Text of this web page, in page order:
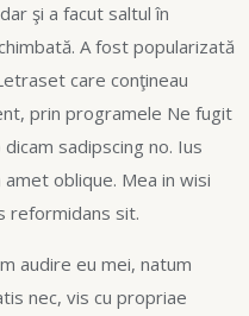
şi a facut saltul în
A fost popularizată
care conţineau
prin programele Ne fugit
sadipscing no. Ius
oblique. Mea in wisi
reformidans sit.
audire eu mei, natum
nec, vis cu propriae